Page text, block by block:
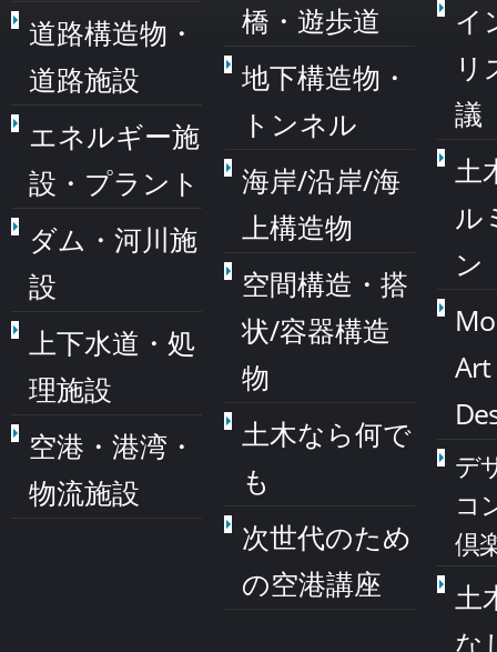
道路構造物・
道路施設
エネルギー施
設・プラント
ダム・河川施
設
上下水道・処
理施設
空港・港湾・
物流施設
橋・遊歩道
地下構造物・
トンネル
海岸/沿岸/海
上構造物
空間構造・搭
状/容器構造
物
土木なら何で
も
次世代のため
の空港講座
イ
リ
議
土
ル
ン
デ
コ
倶
土
な